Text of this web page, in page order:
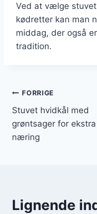
Ved at vælge
kødretter kan man
middag, der også
tradition.
FORRIGE
Stuvet hvidkål med
grøntsager for ekstra
næring
Lignende